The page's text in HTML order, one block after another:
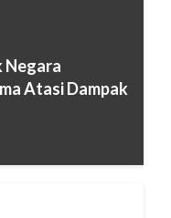
Negara
Atasi Dampak